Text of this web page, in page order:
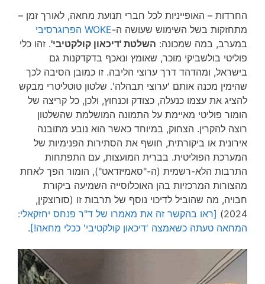
החרדות – האופייניות לכל חברי תנועת מחאה, לאורך זמן –
מתחזקות בשל השימוש שעושה ה-WOKE הפרוגרסיבי
במערב, במה שמכונה: השלטת 'דיכאון קולקטיבי'. זהו כלי
פוליטי בולשביקי מוכר, שאומץ ונאכף בדקדקנות גם
בישראל, ומהדהד דרך ערוצי הליבה. זו כמובן הסיבה לכך
שהימין מכנה אותם 'ערוצי תבהלה'. שלטון טוטליטרי מבקש
להציג את עצמו כנעלה, כצודק וכנחוץ, ולכן, כל קריצה של
הומור פוליטי מאיימת על התמונה המושלמת שהשלטון
רוצה להקרין. הצחוק, במיוחד כאשר הוא נובע מתובנה
אירונית או ביקורתית, חושף את הסתירות הפנימיות של
המערכת הפוליטית. בברית המועצות, עם התפתחות
התרבות הלא-רשמית (ה-"סאמיזדאט"), הומור הפך לאחת
מהצורות המרכזיות בהן האוכלוסייה השמיעה ביקורת
חבויה, מה שהוביל לדיכוי נוסף של תרבות זו (סורוצקין,
2024)
[ראו בהקשר זה את מאמרו של ד"ר פנחס יחזקאלי:
המחאה טעתה כשאמצה 'דיכאון קולקטיבי' ככלי מחאה!] .